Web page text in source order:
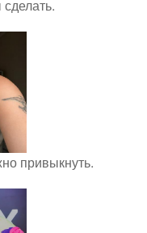
привыкнуть.